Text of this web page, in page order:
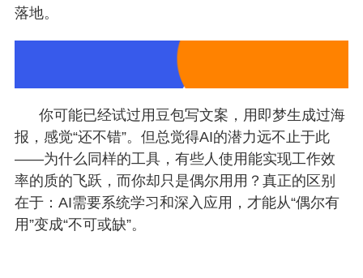
落地。
你可能已经试过用豆包写文案，用即梦生成过海
报，感觉“还不错”。但总觉得AI的潜力远不止于此
——为什么同样的工具，有些人使用能实现工作效
率的质的飞跃，而你却只是偶尔用用？真正的区别
在于：AI需要系统学习和深入应用，才能从“偶尔有
用”变成“不可或缺”。